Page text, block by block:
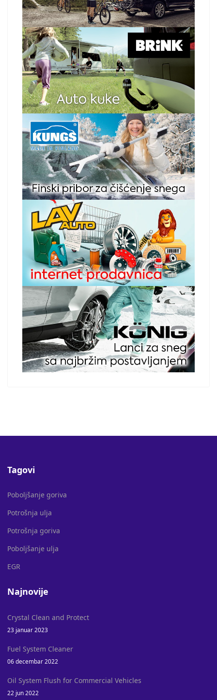
Tagovi
Poboljšanje goriva
Potrošnja ulja
Potrošnja goriva
Poboljšanje ulja
EGR
Najnovije
Crystal Clean and Protect
23 januar 2023
Fuel System Cleaner
06 decembar 2022
Oil System Flush for Commercial Vehicles
22 jun 2022